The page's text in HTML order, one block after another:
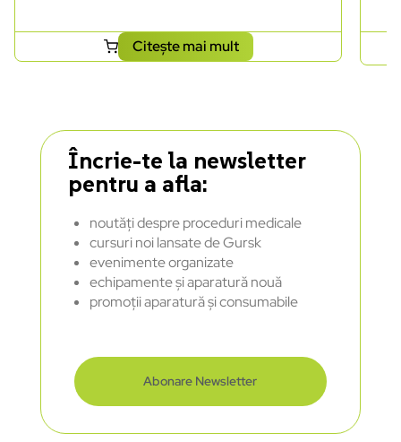
Citește mai mult
Încrie-te la newsletter
pentru a afla:
noutăți despre proceduri medicale
cursuri noi lansate de Gursk
evenimente organizate
echipamente și aparatură nouă
promoții aparatură și consumabile
Abonare Newsletter